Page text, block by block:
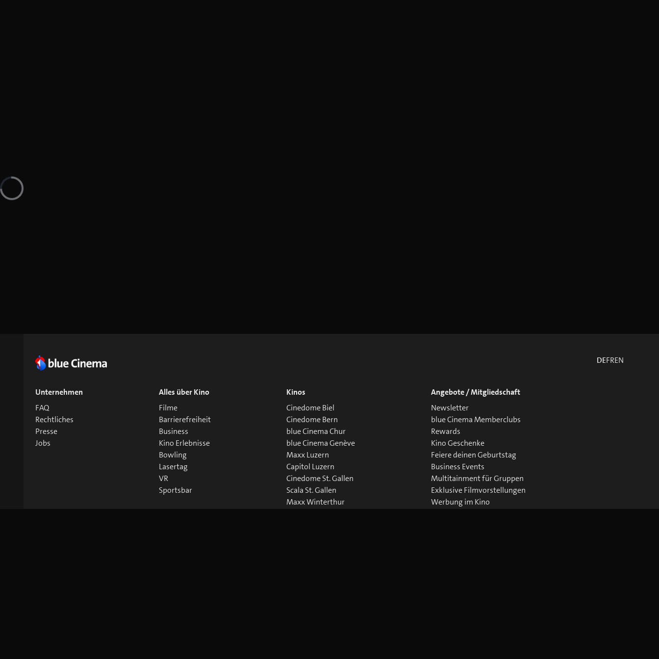
DEFREN
Unternehmen
FAQ
Rechtliches
Presse
Jobs
Alles über Kino
Filme
Barrierefreiheit
Business
Kino Erlebnisse
Bowling
Lasertag
VR
Sportsbar
Kinos
Cinedome Biel
Cinedome Bern
blue Cinema Chur
blue Cinema Genève
Maxx Luzern
Capitol Luzern
Cinedome St. Gallen
Scala St. Gallen
Maxx Winterthur
Angebote / Mitgliedschaft
Newsletter
blue Cinema Memberclubs
Rewards
Kino Geschenke
Feiere deinen Geburtstag
Business Events
Multitainment für Gruppen
Exklusive Filmvorstellungen
Werbung im Kino